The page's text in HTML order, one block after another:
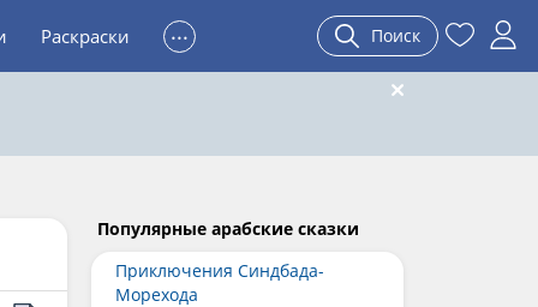
Раскраски ... Поиск
Популярные арабские сказки
Приключения Синдбада-
Морехода